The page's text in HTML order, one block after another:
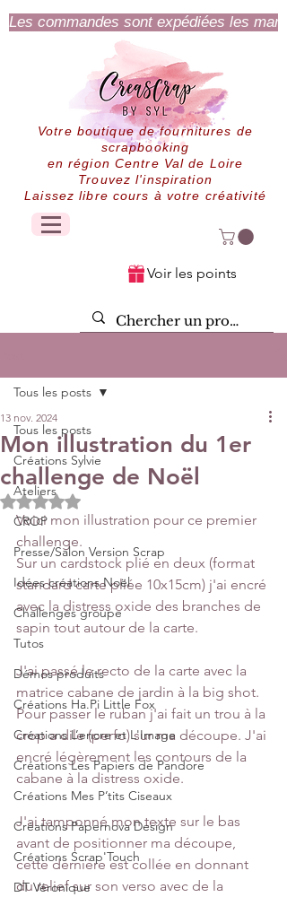
Les commandes sont expédiées les
Votre boutique de fournitures de
scrapbooking
en région Centre Val de Loire
Trouvez l'inspiration
Laissez libre cours à votre créativité
Voir les points
Tous les posts
Créations Sylvie
Ateliers
CROP
Presse/Salon Version Scrap
Idées créations Noël
Challenges groupe
Tutos
Démos produits
Créations Ha.Pi Little Fox
Créations L’encre et L'Image
Créations Les Papiers de Pandore
Créations Mes P’tits Ciseaux
Créations Papernova Design
Créations Scrap'Touch
DT Véronique
Tous les posts
Mon illustration du 1er
challenge de Noël
13 nov. 2024
Noté NaN étoiles sur 5.
Voici mon illustration pour ce premier
challenge.
Sur un cardstock plié en deux (format
standard carte pliée 10x15cm) j'ai encré
avec la distress oxide des branches de
sapin tout autour de la carte.
J'ai passé le recto de la carte avec la
matrice cabane de jardin à la big shot.
Pour passer le ruban j'ai fait un trou à la
crop a dile (perfo) sur ma découpe. J'ai
encré légèrement les contours de la
cabane à la distress oxide.
J'ai tamponné mon texte sur le bas
avant de positionner ma découpe,
cette dernière est collée en donnant
du relief sur son verso avec de la